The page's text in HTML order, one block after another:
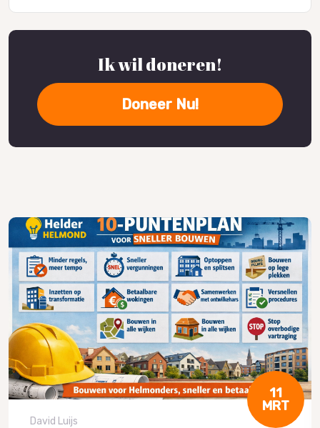
Ik wil doneren!
Doneer Nu!
11
MRT
David Luijs